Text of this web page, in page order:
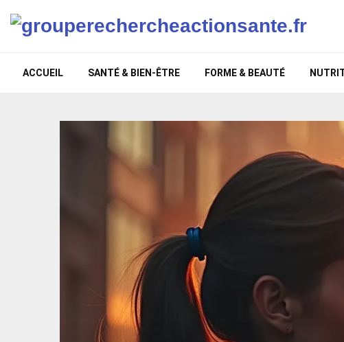
ACCUEIL SANTÉ & BIEN-ÊTRE FORME & BEAUTÉ